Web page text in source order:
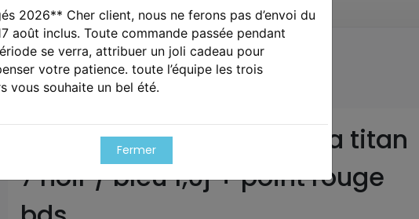
gbb gaz hi-capa titan 7 noir / bleu 1,0j + point rouge bds
Réplique gbb gaz hi-capa titan
7 noir / bleu 1,0j + point rouge
2026** Cher client, nous ne ferons pas d’envoi du
août inclus. Toute commande passée pendant
se verra, attribuer un joli cadeau pour
votre patience. toute l’équipe les trois
vous souhaite un bel été.
Fermer